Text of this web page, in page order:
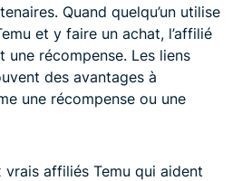
Quand quelqu’un utilise
et y faire un achat, l’affilié
une récompense. Les liens
des avantages à
une récompense ou une
affiliés Temu qui aident